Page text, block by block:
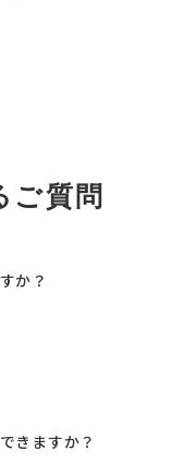
ご質問
か？
きますか？